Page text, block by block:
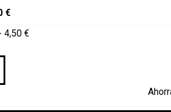
€
4,50 €